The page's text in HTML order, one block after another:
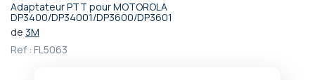
Adaptateur PTT pour MOTOROLA
DP3400/DP34001/DP3600/DP3601
de 3M
Ref : FL5063
Passer
au
de